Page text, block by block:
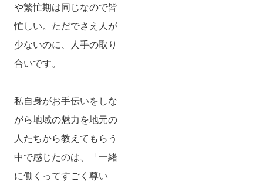
や繁忙期は同じなので皆
忙しい。ただでさえ人が
少ないのに、人手の取り
合いです。
私自身がお手伝いをしな
がら地域の魅力を地元の
人たちから教えてもらう
中で感じたのは、「一緒
に働くってすごく尊い